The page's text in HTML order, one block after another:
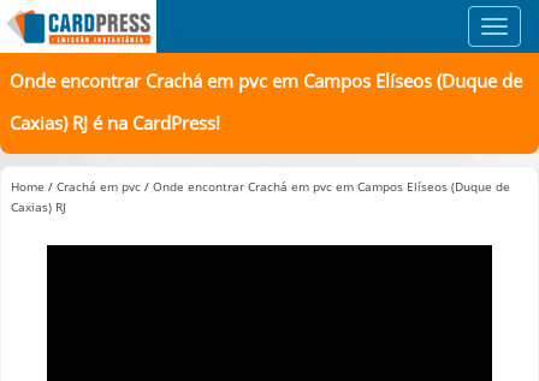
Onde encontrar Crachá em pvc em Campos Elíseos (Duque de
Caxias) RJ é na CardPress!
Home / Crachá em pvc / Onde encontrar Crachá em pvc em Campos Elíseos (Duque de
Caxias) RJ